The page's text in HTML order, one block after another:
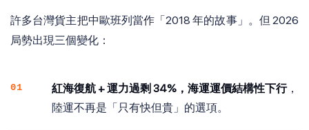
許多台灣貨主把中歐班列當作「2018 年的故事」。但 2026
局勢出現三個變化：
01 紅海復航 + 運力過剩 34%，海運運價結構性下行，
陸運不再是「只有快但貴」的選項。